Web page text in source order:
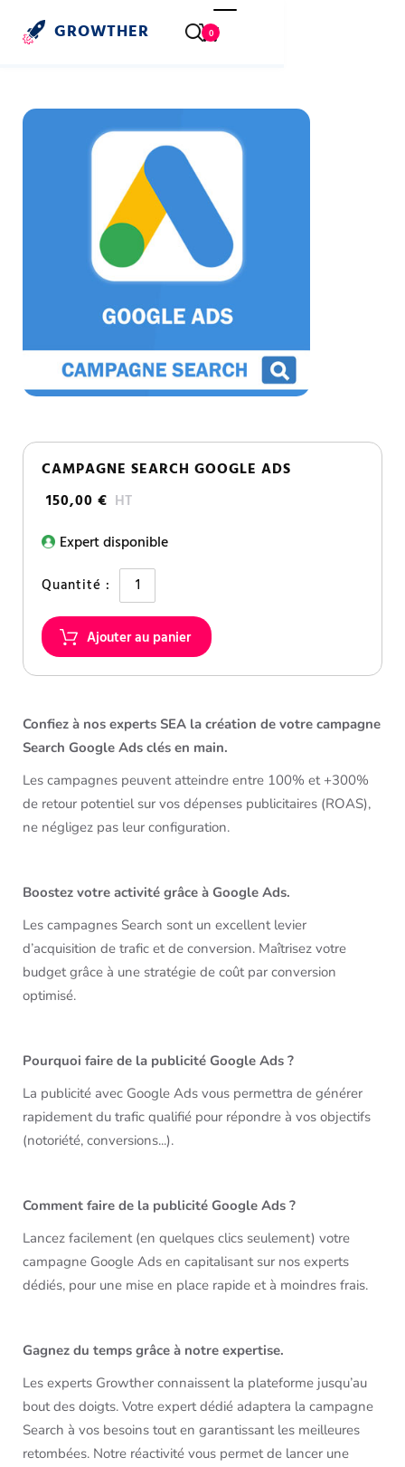
GROWTHER 0
CAMPAGNE SEARCH GOOGLE ADS
150,00 € HT
Expert disponible
Quantité :
Confiez à nos experts SEA la création de votre campagne
Search Google Ads clés en main.
Les campagnes peuvent atteindre entre 100% et +300%
de retour potentiel sur vos dépenses publicitaires (ROAS),
ne négligez pas leur configuration.
Boostez votre activité grâce à Google Ads.
Les campagnes Search sont un excellent levier
d’acquisition de trafic et de conversion. Maîtrisez votre
budget grâce à une stratégie de coût par conversion
optimisé.
Pourquoi faire de la publicité Google Ads ?
La publicité avec Google Ads vous permettra de générer
rapidement du trafic qualifié pour répondre à vos objectifs
(notoriété, conversions...).
Comment faire de la publicité Google Ads ?
Lancez facilement (en quelques clics seulement) votre
campagne Google Ads en capitalisant sur nos experts
dédiés, pour une mise en place rapide et à moindres frais.
Gagnez du temps grâce à notre expertise.
Les experts Growther connaissent la plateforme jusqu’au
bout des doigts. Votre expert dédié adaptera la campagne
Search à vos besoins tout en garantissant les meilleures
retombées. Notre réactivité vous permet de lancer une